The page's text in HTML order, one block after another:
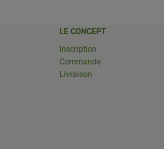
LE CONCEPT
Inscription
Commande
Livraison